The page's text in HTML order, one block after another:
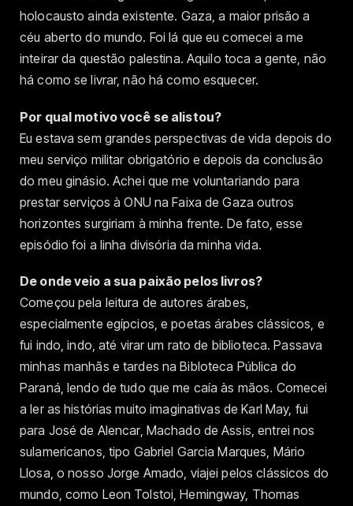
holocausto ainda existente. Gaza, a maior prisão a
céu aberto do mundo. Foi lá que eu comecei a me
inteirar da questão palestina. Aquilo toca a gente, não
há como se livrar, não há como esquecer.
Por qual motivo você se alistou?
Eu estava sem grandes perspectivas de vida depois do
meu serviço militar obrigatório e depois da conclusão
do meu ginásio. Achei que me voluntariando para
prestar serviços à ONU na Faixa de Gaza outros
horizontes surgiriam à minha frente. De fato, esse
episódio foi a linha divisória da minha vida.
De onde veio a sua paixão pelos livros?
Começou pela leitura de autores árabes,
especialmente egípcios, e poetas árabes clássicos, e
fui indo, indo, até virar um rato de biblioteca. Passava
minhas manhãs e tardes na Bibloteca Pública do
Paraná, lendo de tudo que me caía às mãos. Comecei
a ler as histórias muito imaginativas de Karl May, fui
para José de Alencar, Machado de Assis, entrei nos
sulamericanos, tipo Gabriel Garcia Marques, Mário
Llosa, o nosso Jorge Amado, viajei pelos clássicos do
mundo, como Leon Tolstoi, Hemingway, Thomas